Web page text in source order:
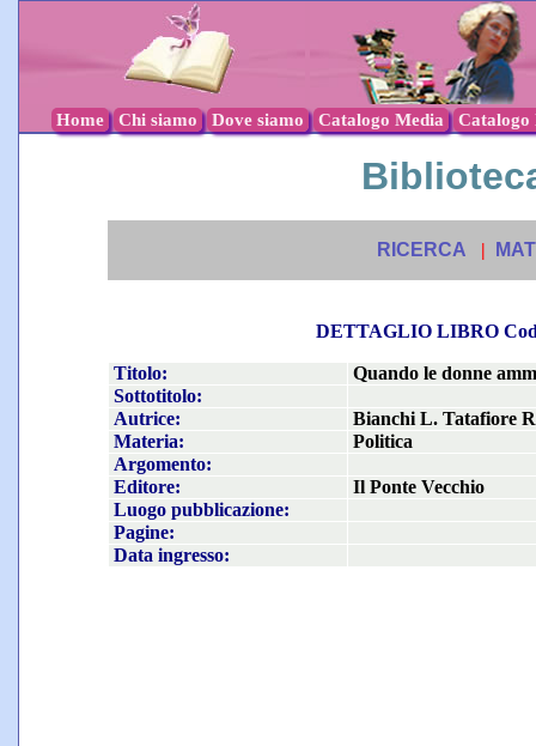
Home Chi siamo Dove siamo Catalogo Media Catalogo
RICERCA |
DETTAGLIO LIBRO
Titolo:
Quando le donne
Sottotitolo:
Autrice:
Bianchi L. Tatafiore
Materia:
Politica
Argomento:
Editore:
Il Ponte Vecchio
Luogo pubblicazione:
Pagine:
Data ingresso: